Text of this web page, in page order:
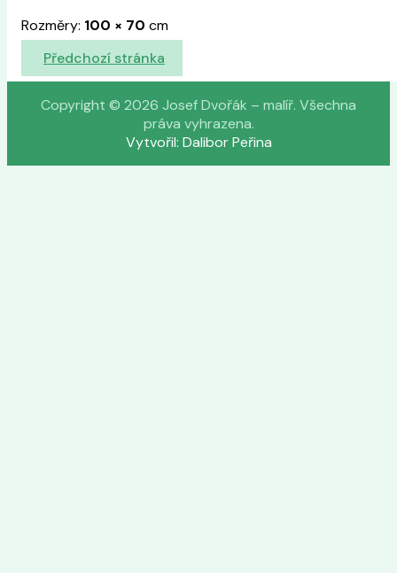
Rozměry: 100 × 70 cm
Předchozí stránka
Copyright © 2026 Josef Dvořák – malíř. Všechna
práva vyhrazena.
Vytvořil: Dalibor Peřina